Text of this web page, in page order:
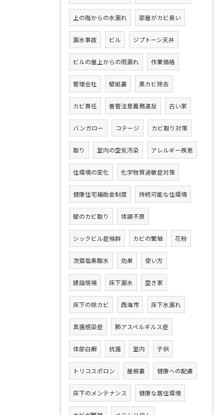
上の階からの水漏れ 部屋がカビ臭い
漏水事故 ビル ジプトーン天井
ビルの屋上からの雨漏れ 作業価格
管理会社 壁紙裏 黒カビ除去
カビ責任 善管注意義務違反 古い家
バンガロー コテージ カビ取り対策
取り 室内の空気汚染 アレルギー疾患
住環境の変化 化学物質過敏症対策
健康住宅補助金制度 持続可能な住環境
壁のカビ取り 体調不良
シックビル症候群 カビの繁殖 花粉
次亜塩素酸水 効果 使い方
建設現場 床下漏水 空き家
床下の除カビ 西海市 床下水漏れ
真菌感染症 肺アスペルギルス症
体部白癬 抗菌 室内 子供
トリコスポロン 屋根裏 健康への配慮
床下のメンテナンス 健康な居住環境